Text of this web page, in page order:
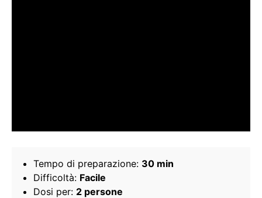
Tempo di preparazione: 30 min
Difficoltà: Facile
Dosi per: 2 persone